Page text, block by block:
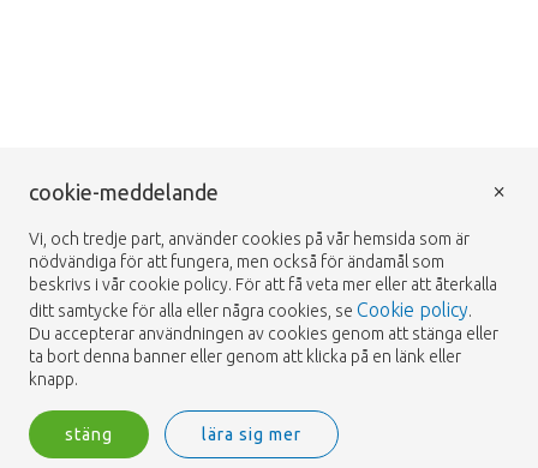
cookie-meddelande
Vi, och tredje part, använder cookies på vår hemsida som är
nödvändiga för att fungera, men också för ändamål som
beskrivs i vår cookie policy. För att få veta mer eller att återkalla
ditt samtycke för alla eller några cookies, se Cookie policy.
Du accepterar användningen av cookies genom att stänga eller
ta bort denna banner eller genom att klicka på en länk eller
knapp.
stäng lära sig mer
×